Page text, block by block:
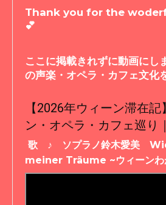
Thank you for the
💕
ここに掲載きれずに動画にし
の声楽・オペラ・カフェ文化
【2026年ウィーン滞在
ン・オペラ・カフェ巡り
愛美
歌 ♪ ソプラノ鈴木愛美
meiner Träume ~ウィーンわ